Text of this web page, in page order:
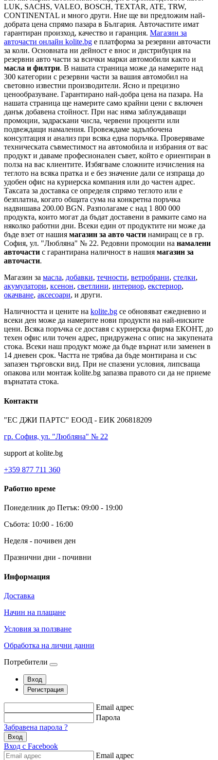
LUK, SACHS, VALEO, BOSCH, TEXTAR, ATE, TRW,
CONTINENTAL и много други. Ние ще ви предложим най-
добрата цена спрямо пазара в България. Авточастите имат
гарантиран произход, качество и гаранция. Магазин за
авточасти онлайн kolite.bg е платформа за резервни авточасти
за коли. Основната ни дейност е внос и дистрибуция на
резервни авто части за всички марки автомобили както и
масла и филтри. В нашата страница може да намерите над
300 категории с резервни части за вашия автомобил на
световно известни производители. Ясно и прецизно
ценообразуване. Гарантирано най-добра цена на пазара. На
нашата страница ще намерите само крайни цени с включен
данък добавена стойност. При нас няма заблуждаващи
промоции, задраскани числа, червени проценти или
подвеждащи намаления. Провеждаме задълбочена
консултация и анализ при всяка една поръчка. Проверяваме
техническата съвместимост на автомобила и избрания от вас
продукт и даваме професионален съвет, който е ориентиран в
полза на вас клиентите. Избягваме сложните изчисления на
теглото на всяка пратка и е без значение дали се изпраща до
удобен офис на куриерска компания или до частен адрес.
Таксата за доставка се определя спрямо теглото или е
безплатна, когато общата сума на конкретна поръчка
надвишава 200.00 BGN. Разполагаме с над 1 800 000
продукта, които могат да бъдат доставени в рамките само на
няколко работни дни. Всеки един от продуктите ни може да
бъде взет от нашия магазин за авто части намиращ се в гр.
София, ул. "Любляна" № 22. Редовни промоции на намалени
авточасти с гарантирана наличност в нашия магазин за
авточасти.
Магазин за масла, добавки, течности, ветробрани, стелки,
акумулатори, ксенон, светлини, интериор, екстериор,
окачване, аксесоари, и други.
Наличността и цените на kolite.bg се обновяват ежедневно и
всеки ден може да намерите нови продукти на най-ниските
цени. Всяка поръчка се доставя с куриерска фирма ЕКОНТ, до
техен офис или точен адрес, придружена с опис на закупената
стока. Всеки наш продукт може да бъде върнат или заменен в
14 дневен срок. Частта не трябва да бъде монтирана и със
запазен търговски вид. При не спазени условия, липсваща
опакова или монтаж kolite.bg запазва правото си да не приеме
върнатата стока.
Контакти
"ЕС ДЖИ ПАРТС" ЕООД - ЕИК 206818209
гр. София, ул. "Любляна" № 22
support at kolite.bg
+359 877 711 360
Работно време
Понеделник до Петък: 09:00 - 19:00
Събота: 10:00 - 16:00
Неделя - почивен ден
Празнични дни - почивни
Информация
Доставка
Начин на плащане
Условия за ползване
Обработка на лични данни
Потребители
Вход
Регистрация
Email адрес
Парола
Забравена парола ?
Вход
Вход с Facebook
Email адрес